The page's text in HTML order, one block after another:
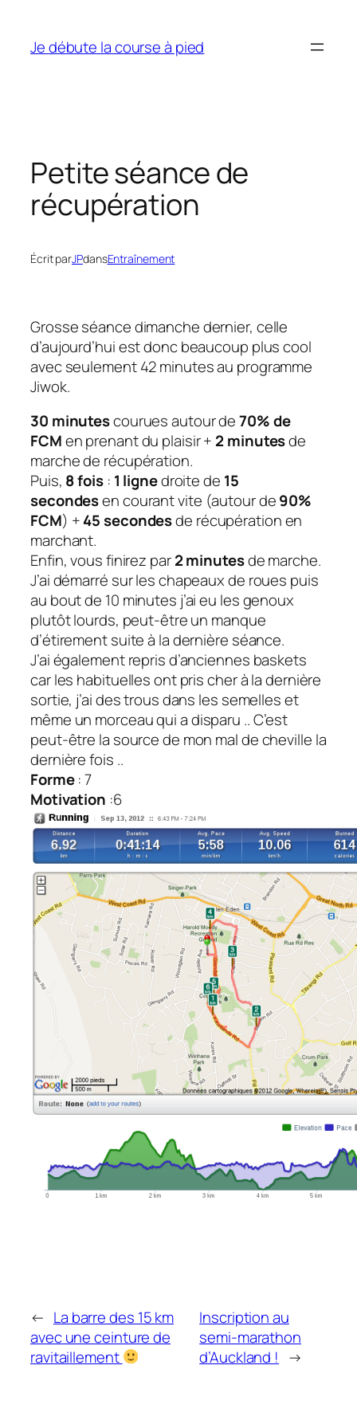
contenu
Je débute la course à pied
Petite séance de
récupération
Écrit parJPdansEntraînement
Grosse séance dimanche dernier, celle
d’aujourd’hui est donc beaucoup plus cool
avec seulement 42 minutes au programme
Jiwok.
30 minutescourues autour de70% de
FCMen prenant du plaisir + 2 minutesde
marche de récupération.
Puis, 8 fois: 1 lignedroite de 15
secondesen courant vite (autour de90%
FCM) +45 secondesde récupération en
marchant.
Enfin, vous finirez par2 minutesde marche.
J’ai démarré sur les chapeaux de roues puis
au bout de 10 minutes j’ai eu les genoux
plutôt lourds, peut-être un manque
d’étirement suite à la dernière séance.
J’ai également repris d’anciennes baskets
car les habituelles ont pris cher à la dernière
sortie, j’ai des trous dans les semelles et
même un morceau qui a disparu .. C’est
peut-être la source de mon mal de cheville la
dernière fois ..
Forme: 7
Motivation :6
← La barre des 15 km
avec une ceinture de
ravitaillement
Inscription au
semi-marathon
d’Auckland ! →